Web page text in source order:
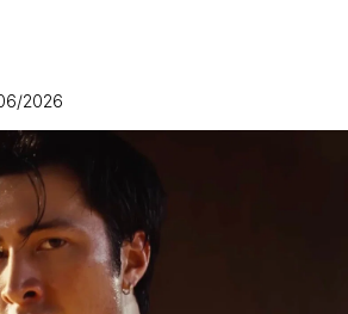
2026